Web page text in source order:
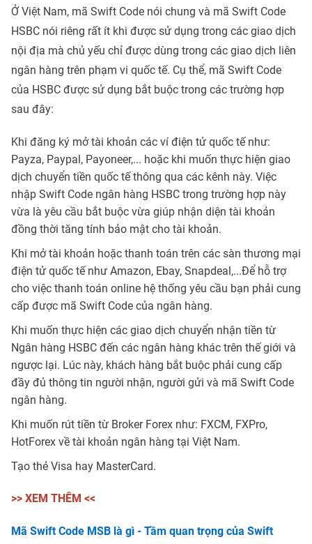
Ở Việt Nam, mã Swift Code nói chung và mã Swift Code
HSBC nói riêng rất ít khi được sử dụng trong các giao dịch
nội địa mà chủ yếu chỉ được dùng trong các giao dịch liên
ngân hàng trên phạm vi quốc tế. Cụ thể, mã Swift Code
của HSBC được sử dụng bắt buộc trong các trường hợp
sau đây:
Khi đăng ký mở tài khoản các ví điện tử quốc tế như:
Payza, Paypal, Payoneer,... hoặc khi muốn thực hiện giao
dịch chuyển tiền quốc tế thông qua các kênh này. Việc
nhập Swift Code ngân hàng HSBC trong trường hợp này
vừa là yêu cầu bắt buộc vừa giúp nhận diện tài khoản
đồng thời tăng tính bảo mật cho tài khoản.
Khi mở tài khoản hoặc thanh toán trên các sàn thương mại
điện tử quốc tế như Amazon, Ebay, Snapdeal,...Để hỗ trợ
cho việc thanh toán online hệ thống yêu cầu bạn phải cung
cấp được mã Swift Code của ngân hàng.
Khi muốn thực hiện các giao dịch chuyển nhận tiền từ
Ngân hàng HSBC đến các ngân hàng khác trên thế giới và
ngược lại. Lúc này, khách hàng bắt buộc phải cung cấp
đầy đủ thông tin người nhận, người gửi và mã Swift Code
ngân hàng.
Khi muốn rút tiền từ Broker Forex như: FXCM, FXPro,
HotForex về tài khoản ngân hàng tại Việt Nam.
Tạo thẻ Visa hay MasterCard.
>> XEM THÊM <<
Mã Swift Code MSB là gì - Tầm quan trọng của Swift